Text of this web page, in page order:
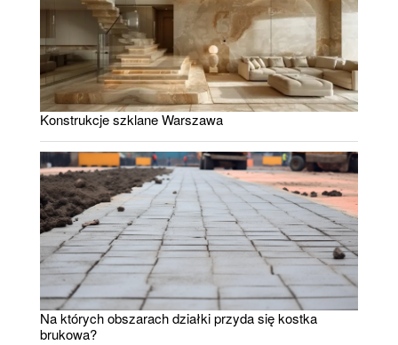
Konstrukcje szklane Warszawa
Na których obszarach działki przyda się kostka
brukowa?